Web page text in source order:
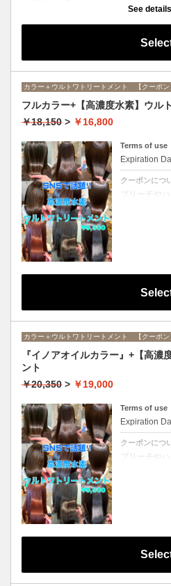
インナーカラーに必要なブリーチ、全
す）
See details
カラー＋ウルトワトリートメント 【クーポン
フルカラー+【高濃度水素】ウル
￥18,150 > ￥16,800
Terms of use
Expiration
クーポンにつ
ブリーチや
イジング毛
カラー＋ウルトワトリートメント 【クーポン
『イノアオイルカラー』+【高濃
ント
￥20,350 > ￥19,000
Terms of use
Expiration
クーポンにつ
ブリーチや
イジング毛